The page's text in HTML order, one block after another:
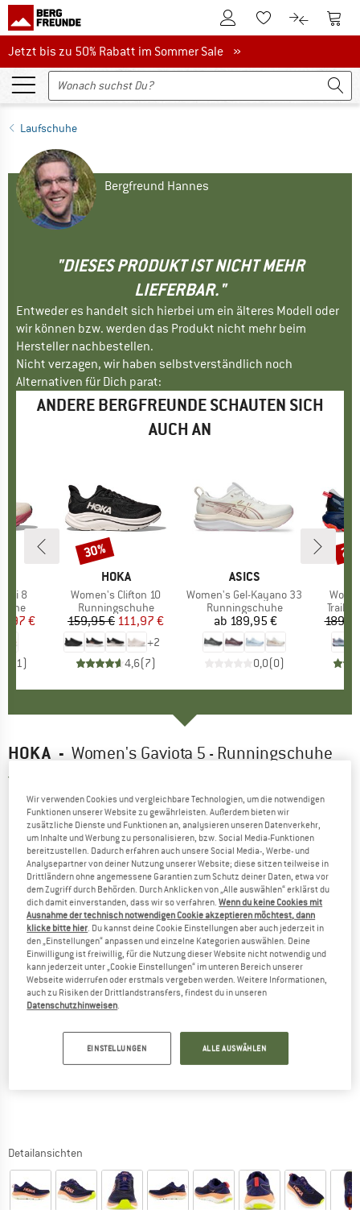
Zum KundenkontoZum Merkzettel.
Zum Zum
Jetzt bis zu 50% Rabatt im Sommer Sale
Jetzt bis zu 50% Rabatt im Sommer Sale »
Laufschuhe
Bergfreund Hannes
"DIESES PRODUKT IST NICHT MEHR
LIEFERBAR."
Entweder es handelt sich hierbei um ein älteres Modell oder
wir können bzw. werden das Produkt nicht mehr beim
Hersteller nachbestellen.
Nicht verzagen, wir haben selbstverständlich noch
Alternativen für Dich parat:
ANDERE BERGFREUNDE SCHAUTEN SICH
AUCH AN
8
Preis
€
1)
MARKE
HOKA
Artikel
Women's Clifton 10
Produktgruppe
Runningschuhe
Preis
159,95 € reduzierter Preis
111,97 €
+2
4,6(7)
Rabatt
30%
MARKE
ASICS
Artikel
Women's Gel-Kayano 33
Produktgruppe
Runningschuhe
Preis
ab 189,95 €
0,0(0)
Artikel
HOKA - Women's Gaviota 5 - Runningschuhe
Detailansichten
Wir verwenden Cookies und vergleichbare Technologien, um die notwendigen
Funktionen unserer Website zu gewährleisten. Außerdem bieten wir
zusätzliche Dienste und Funktionen an, analysieren unseren Datenverkehr,
um Inhalte und Werbung zu personalisieren, bzw. Social Media-Funktionen
bereitzustellen. Dadurch erfahren auch unsere Social Media-, Werbe- und
Analysepartner von deiner Nutzung unserer Website; diese sitzen teilweise in
Drittländern ohne angemessene Garantien zum Schutz deiner Daten, etwa vor
dem Zugriff durch Behörden. Durch Anklicken von „Alle auswählen“ erklärst du
dich damit einverstanden, dass wir so verfahren.Wenn du keine Cookies mit
Ausnahme der technisch notwendigen Cookie akzeptieren möchtest, dann
klicke bitte hier. Du kannst deine Cookie Einstellungen aber auch jederzeit in
den „Einstellungen“ anpassen und einzelne Kategorien auswählen. Deine
Einwilligung ist freiwillig, für die Nutzung dieser Website nicht notwendig und
kann jederzeit unter „Cookie Einstellungen“ im unteren Bereich unserer
Webseite widerrufen oder erstmals vergeben werden. Weitere Informationen,
auch zu Risiken der Drittlandstransfers, findest du in unseren
Datenschutzhinweisen.
EINSTELLUNGEN ALLE AUSWÄHLEN